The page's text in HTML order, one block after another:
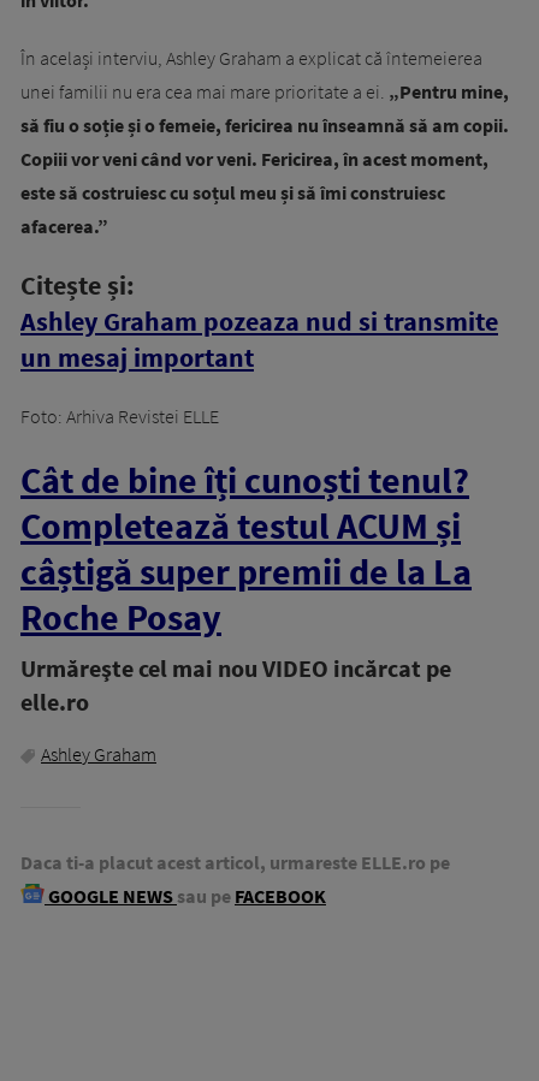
În același interviu, Ashley Graham a explicat că întemeierea
unei familii nu era cea mai mare prioritate a ei. „Pentru mine,
să fiu o soție și o femeie, fericirea nu înseamnă să am copii.
Copiii vor veni când vor veni. Fericirea, în acest moment,
este să costruiesc cu soțul meu și să îmi construiesc
afacerea.”
Citește și:
Ashley Graham pozeaza nud si transmite
un mesaj important
Foto: Arhiva Revistei ELLE
Cât de bine îți cunoști tenul?
Completează testul ACUM și
câștigă super premii de la La
Roche Posay
Urmăreşte cel mai nou VIDEO incărcat pe
elle.ro
Ashley Graham
Daca ti-a placut acest articol, urmareste ELLE.ro pe
GOOGLE NEWS sau pe FACEBOOK